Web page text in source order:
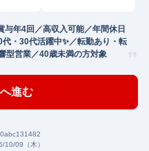
年4回／高収入可能／年間休日
・30代活躍中✨／転勤あり・転
型営業／40歳未満の方対象
進む
10/09（木）